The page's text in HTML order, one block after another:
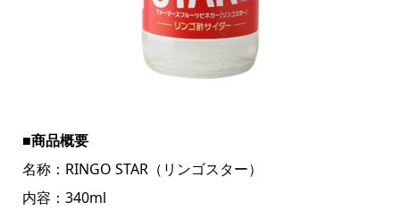
■商品概要
名称：RINGO STAR（リンゴスター）
内容：340ml